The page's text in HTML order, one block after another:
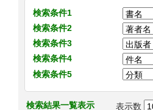
検索条件1
検索条件2
検索条件3
検索条件4
検索条件5
検索結果一覧表示 表示数